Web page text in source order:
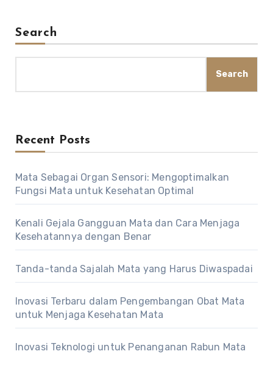
Search
Search
Recent Posts
Mata Sebagai Organ Sensori: Mengoptimalkan
Fungsi Mata untuk Kesehatan Optimal
Kenali Gejala Gangguan Mata dan Cara Menjaga
Kesehatannya dengan Benar
Tanda-tanda Sajalah Mata yang Harus Diwaspadai
Inovasi Terbaru dalam Pengembangan Obat Mata
untuk Menjaga Kesehatan Mata
Inovasi Teknologi untuk Penanganan Rabun Mata